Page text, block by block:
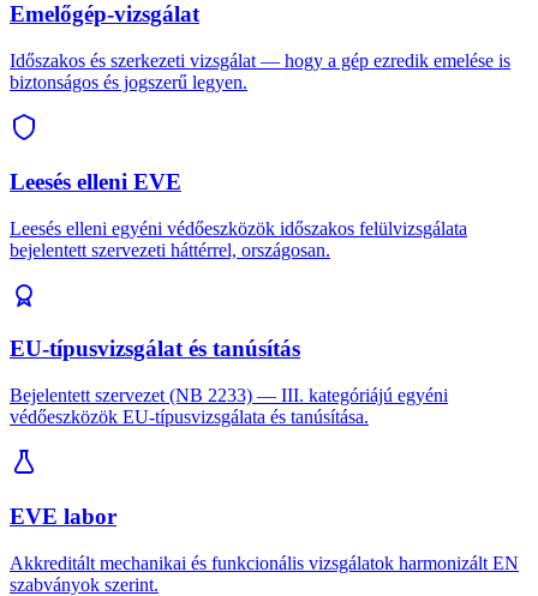
Emelőgép-vizsgálat
Időszakos és szerkezeti vizsgálat — hogy a gép ezredik emelése is
biztonságos és jogszerű legyen.
Leesés elleni EVE
Leesés elleni egyéni védőeszközök időszakos felülvizsgálata
bejelentett szervezeti háttérrel, országosan.
EU-típusvizsgálat és tanúsítás
Bejelentett szervezet (NB 2233) — III. kategóriájú egyéni
védőeszközök EU-típusvizsgálata és tanúsítása.
EVE labor
Akkreditált mechanikai és funkcionális vizsgálatok harmonizált EN
szabványok szerint.